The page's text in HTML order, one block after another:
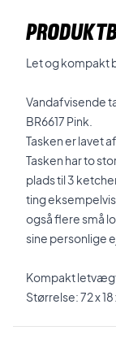
Let og kompakt
Vandafvisende
BR6617 Pink.
Tasken er lavet
Tasken har to
plads til 3
ting
også flere små
sine personlige
Kompakt
Størrelse: 72 x 18